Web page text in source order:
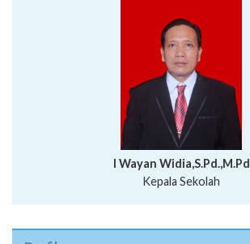
I Wayan Widia,S.Pd.,M.Pd
Kepala Sekolah